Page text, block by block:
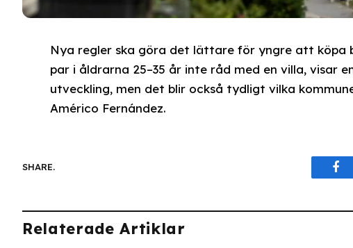
Nya regler ska göra det lättare för yngre att köpa
par i åldrarna 25–35 år inte råd med en villa, visar
utveckling, men det blir också tydligt vilka
Américo Fernández.
SHARE.
Relaterade Artiklar